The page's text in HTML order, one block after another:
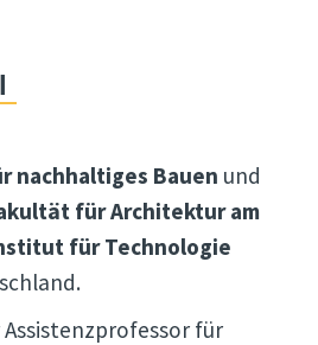
nachhaltiges Bauen und
für Architektur am
für Technologie
für